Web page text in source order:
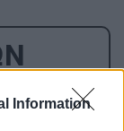
Information
10:54